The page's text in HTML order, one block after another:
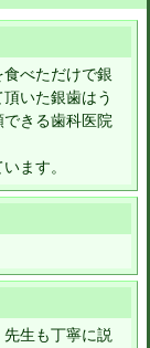
べただけで銀
いた銀歯はう
きる歯科医院
ます。
生も丁寧に説